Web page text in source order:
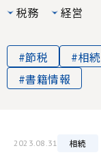
2023.08.31 相続
税務
経営
#節税 #相続
#書籍情報